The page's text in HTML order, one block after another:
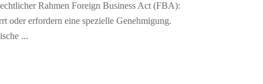
Rahmen Foreign Business Act (FBA):
oder erfordern eine spezielle Genehmigung.